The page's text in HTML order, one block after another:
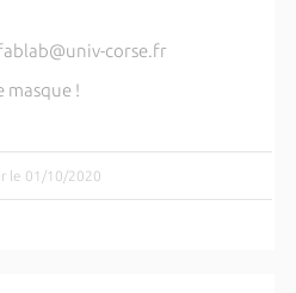
corse.fr
masque !
le 01/10/2020